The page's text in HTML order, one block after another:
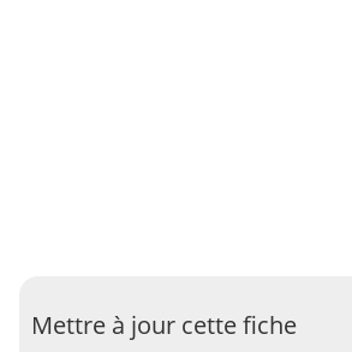
Mettre à jour cette fiche